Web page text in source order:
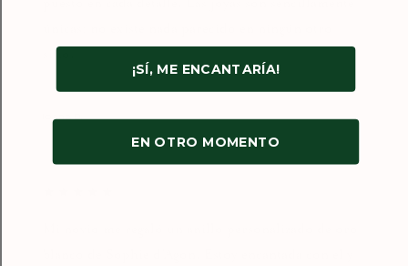
sitio.
Enero de 2026
¡SÍ, ME ENCANTARÍA!
EN OTRO MOMENTO